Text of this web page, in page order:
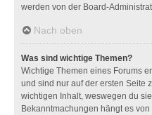
werden von der Board-
Nach oben
Was sind wichtige Themen?
Wichtige Themen eines Forums
und sind nur auf der ersten Seite
wichtigen Inhalt, weswegen du
Bekanntmachungen hängt es